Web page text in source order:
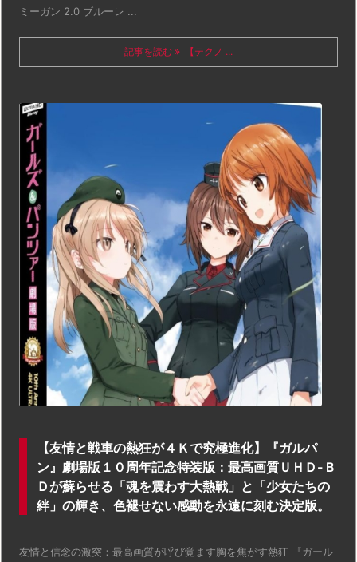
ミーガン 2.0 ブルーレ ...
記事を読む 【テクノ ...
【友情と戦車の熱狂が４Ｋで究極進化】『ガルパ
ン』劇場版１０周年記念特装版：最高画質ＵＨＤ-Ｂ
Ｄが蘇らせる「魂を震わす大熱戦」と「少女たちの
絆」の輝き、色褪せない感動を永遠に刻む決定版。
友情と信念の激突：最高画質が呼び覚ます胸を焦がす熱狂 『ガール